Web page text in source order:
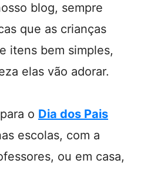
blog, sempre
que as crianças
itens bem simples,
elas vão adorar.
o Dia dos Pais
escolas, com a
ou em casa,